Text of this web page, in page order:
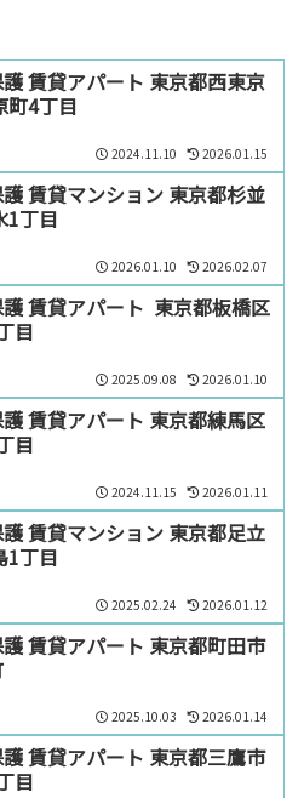
賃貸アパート 東京都西東京
町4丁目
2024.11.10 2026.01.15
賃貸マンション 東京都杉並
1丁目
2026.01.10 2026.02.07
賃貸アパート 東京都板橋区
目
2025.09.08 2026.01.10
賃貸アパート 東京都練馬区
目
2024.11.15 2026.01.11
賃貸マンション 東京都足立
1丁目
2025.02.24 2026.01.12
賃貸アパート 東京都町田市
2025.10.03 2026.01.14
賃貸アパート 東京都三鷹市
目